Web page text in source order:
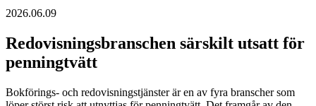
2026.06.09
Redovisningsbranschen särskilt utsatt för
penningtvätt
Bokförings- och redovisningstjänster är en av fyra branscher som